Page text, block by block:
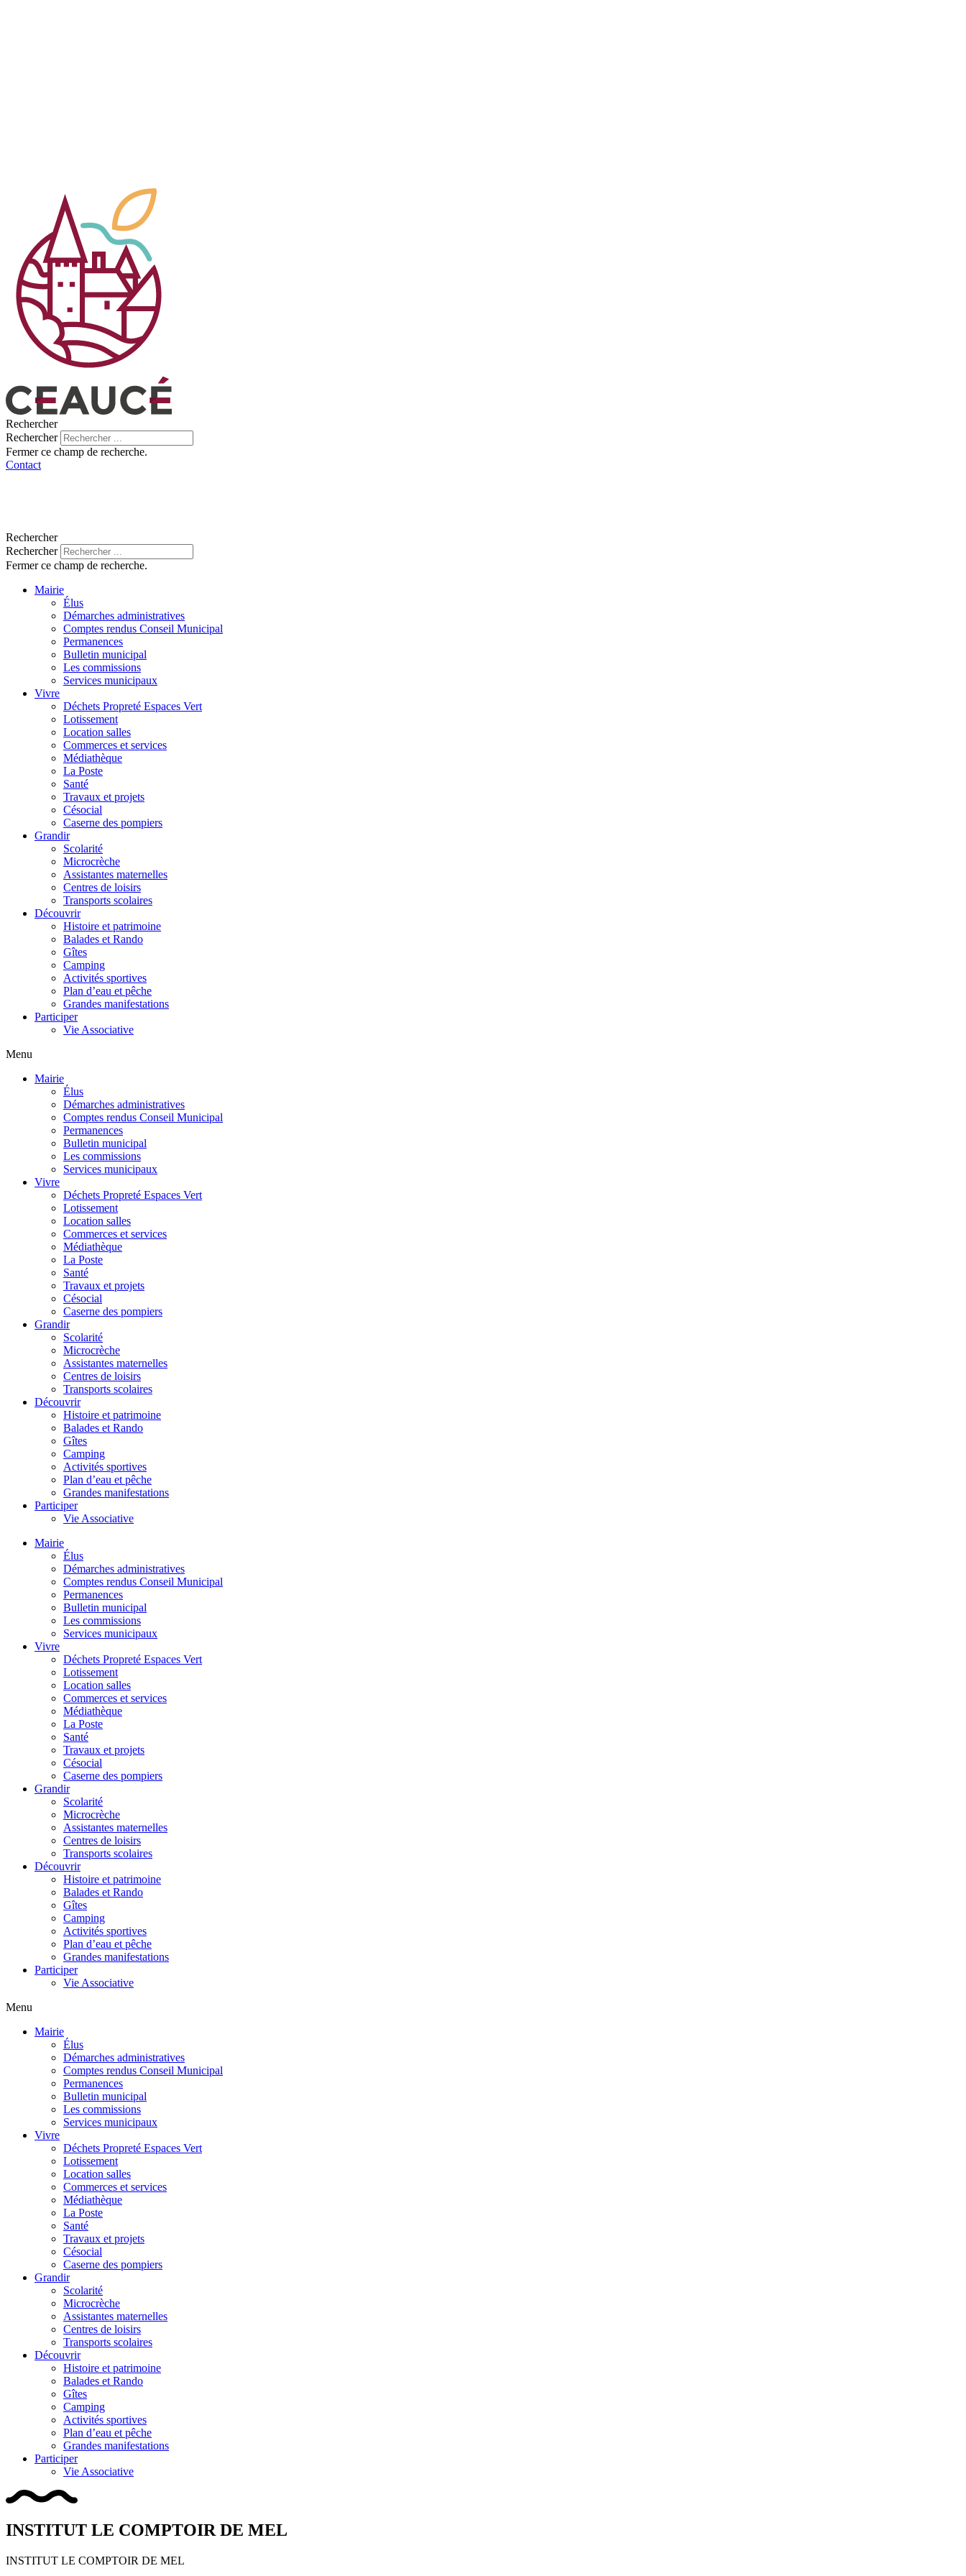
Rechercher
Rechercher
Fermer ce champ de recherche.
Contact
Rechercher
Rechercher
Fermer ce champ de recherche.
Mairie
Élus
Démarches administratives
Comptes rendus Conseil Municipal
Permanences
Bulletin municipal
Les commissions
Services municipaux
Vivre
Déchets Propreté Espaces Vert
Lotissement
Location salles
Commerces et services
Médiathèque
La Poste
Santé
Travaux et projets
Césocial
Caserne des pompiers
Grandir
Scolarité
Microcrèche
Assistantes maternelles
Centres de loisirs
Transports scolaires
Découvrir
Histoire et patrimoine
Balades et Rando
Gîtes
Camping
Activités sportives
Plan d’eau et pêche
Grandes manifestations
Participer
Vie Associative
Menu
Mairie
Élus
Démarches administratives
Comptes rendus Conseil Municipal
Permanences
Bulletin municipal
Les commissions
Services municipaux
Vivre
Déchets Propreté Espaces Vert
Lotissement
Location salles
Commerces et services
Médiathèque
La Poste
Santé
Travaux et projets
Césocial
Caserne des pompiers
Grandir
Scolarité
Microcrèche
Assistantes maternelles
Centres de loisirs
Transports scolaires
Découvrir
Histoire et patrimoine
Balades et Rando
Gîtes
Camping
Activités sportives
Plan d’eau et pêche
Grandes manifestations
Participer
Vie Associative
Mairie
Élus
Démarches administratives
Comptes rendus Conseil Municipal
Permanences
Bulletin municipal
Les commissions
Services municipaux
Vivre
Déchets Propreté Espaces Vert
Lotissement
Location salles
Commerces et services
Médiathèque
La Poste
Santé
Travaux et projets
Césocial
Caserne des pompiers
Grandir
Scolarité
Microcrèche
Assistantes maternelles
Centres de loisirs
Transports scolaires
Découvrir
Histoire et patrimoine
Balades et Rando
Gîtes
Camping
Activités sportives
Plan d’eau et pêche
Grandes manifestations
Participer
Vie Associative
Menu
Mairie
Élus
Démarches administratives
Comptes rendus Conseil Municipal
Permanences
Bulletin municipal
Les commissions
Services municipaux
Vivre
Déchets Propreté Espaces Vert
Lotissement
Location salles
Commerces et services
Médiathèque
La Poste
Santé
Travaux et projets
Césocial
Caserne des pompiers
Grandir
Scolarité
Microcrèche
Assistantes maternelles
Centres de loisirs
Transports scolaires
Découvrir
Histoire et patrimoine
Balades et Rando
Gîtes
Camping
Activités sportives
Plan d’eau et pêche
Grandes manifestations
Participer
Vie Associative
INSTITUT LE COMPTOIR DE MEL
INSTITUT LE COMPTOIR DE MEL